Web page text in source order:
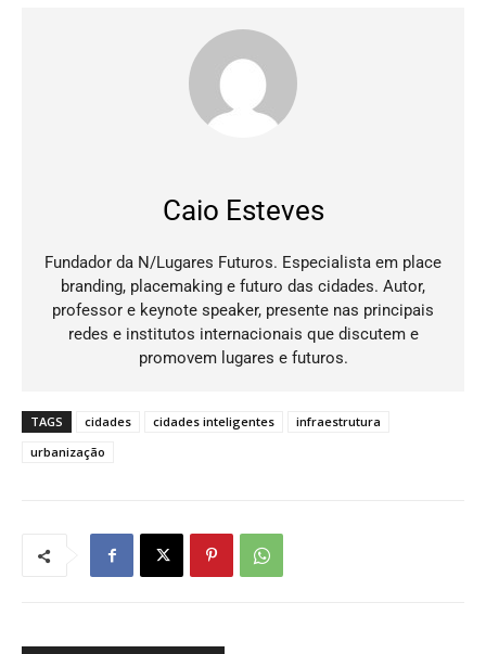
Caio Esteves
Fundador da N/Lugares Futuros. Especialista em place
branding, placemaking e futuro das cidades. Autor,
professor e keynote speaker, presente nas principais
redes e institutos internacionais que discutem e
promovem lugares e futuros.
TAGS cidades cidades inteligentes
infraestrutura
urbanização